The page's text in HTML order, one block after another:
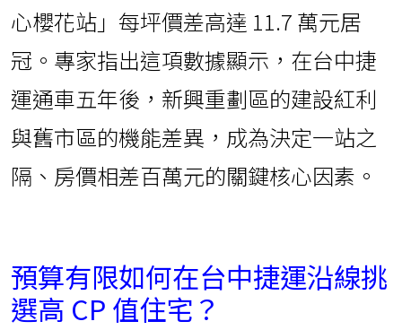
心櫻花站」每坪價差高達 11.7 萬元居
冠。專家指出這項數據顯示，在台中捷
運通車五年後，新興重劃區的建設紅利
與舊市區的機能差異，成為決定一站之
隔、房價相差百萬元的關鍵核心因素。
預算有限如何在台中捷運沿線挑
選高 CP 值住宅？